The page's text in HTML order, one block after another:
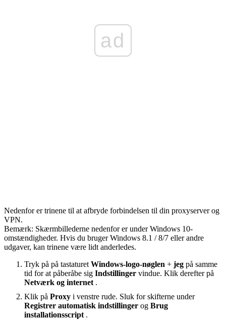
ad
Nedenfor er trinene til at afbryde forbindelsen til din proxyserver og
VPN.
Bemærk: Skærmbillederne nedenfor er under Windows 10-
omstændigheder. Hvis du bruger Windows 8.1 / 8/7 eller andre
udgaver, kan trinene være lidt anderledes.
Tryk på på tastaturet Windows-logo-nøglen + jeg på samme
tid for at påberåbe sig Indstillinger vindue. Klik derefter på
Netværk og internet .
Klik på Proxy i venstre rude. Sluk for skifterne under
Registrer automatisk indstillinger og Brug
installationsscript .